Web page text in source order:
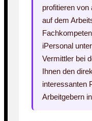
profitieren
auf dem
iPersonal
Vermittler bei
Ihnen den
interessanten
Arbeitgebern